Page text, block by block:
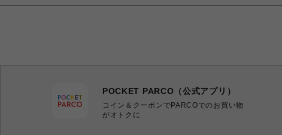
POCKET PARCO（公式アプリ）
コイン＆クーポンでPARCOでのお買い物
がオトクに